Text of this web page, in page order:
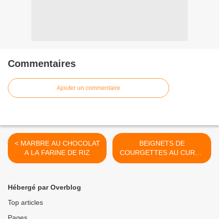
Commentaires
Ajouter un commentaire
< MARBRE AU CHOCOLAT
A LA FARINE DE RIZ
BEIGNETS DE
COURGETTES AU CURRY
>
Hébergé par Overblog
Top articles